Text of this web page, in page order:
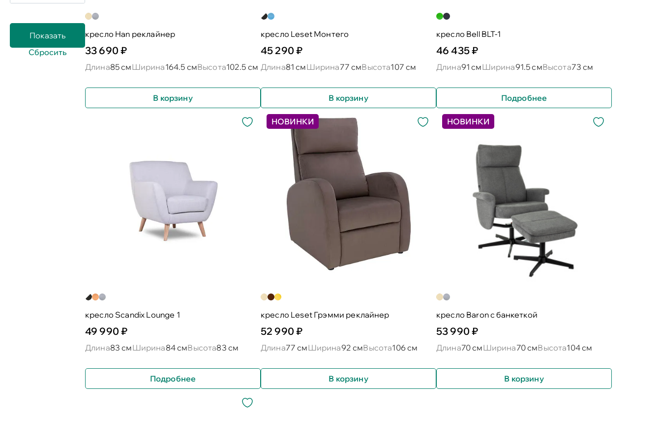
кресло Han реклайнер
33 690 ₽
Длина85 смШирина164.5 смВысота102.5 см
В корзину
кресло Leset Монтего
45 290 ₽
Длина81 смШирина77 смВысота107 см
В корзину
кресло Bell BLT-1
46 435 ₽
Длина91 смШирина91.5 смВысота73 см
Подробнее
кресло Scandix Lounge 1
49 990 ₽
Длина83 смШирина84 смВысота83 см
Подробнее
НОВИНКИ
кресло Leset Грэмми реклайнер
52 990 ₽
Длина77 смШирина92 смВысота106 см
В корзину
НОВИНКИ
кресло Baron c банкеткой
53 990 ₽
Длина70 смШирина70 смВысота104 см
В корзину